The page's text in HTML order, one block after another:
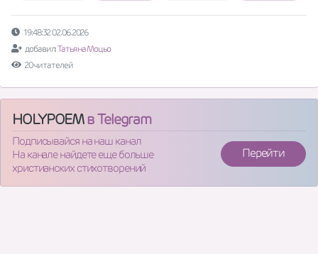
19:48:32 02.06.2026
добавил:Татьяна Моцьо
20 читателей
HOLYPOEMв Telegram
Подписывайся на наш канал
На канале найдете еще больше
христианских стихотворений
Перейти